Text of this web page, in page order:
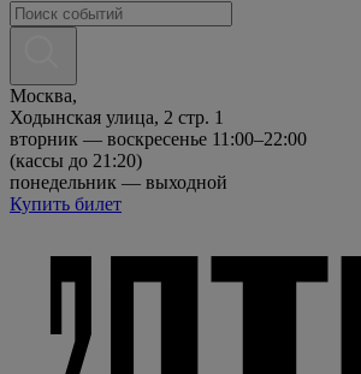
Москва,
Ходынская улица, 2 стр. 1
вторник — воскресенье 11:00–22:00
(кассы до 21:20)
понедельник — выходной
Купить билет